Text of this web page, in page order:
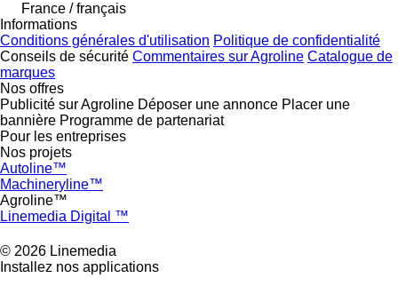
France / français
Informations
Conditions générales d'utilisation Politique de confidentialité
Conseils de sécurité Commentaires sur Agroline Catalogue de
marques
Nos offres
Publicité sur Agroline Déposer une annonce Placer une
bannière Programme de partenariat
Pour les entreprises
Nos projets
Autoline™
Machineryline™
Agroline™
Linemedia Digital ™
© 2026 Linemedia
Installez nos applications